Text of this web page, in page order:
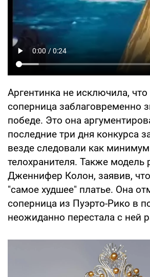
Аргентинка не исключила, что
соперница заблаговременно
победе. Это она
последние три дня конкурса
везде следовали как
телохранителя. Также модель
Дженнифер Колон, заявив,
"самое худшее" платье. Она
соперница из Пуэрто-Рико в
неожиданно перестала с ней